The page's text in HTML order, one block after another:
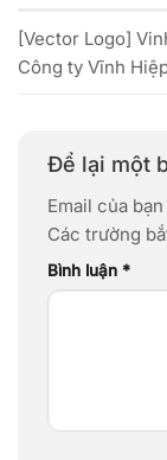
[Vector Logo]
Công ty Vĩnh
Để lại một
Email của
Các trường
Bình luận *